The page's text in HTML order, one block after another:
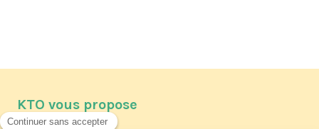
KTO vous propose